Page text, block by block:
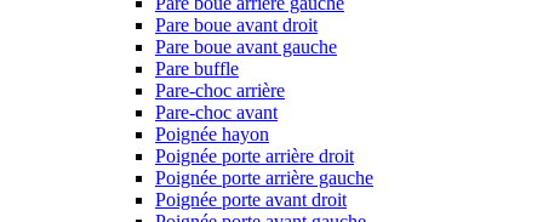
Pare boue avant droit
Pare boue avant gauche
Pare buffle
Pare-choc arrière
Pare-choc avant
Poignée hayon
Poignée porte arrière droit
Poignée porte arrière gauche
Poignée porte avant droit